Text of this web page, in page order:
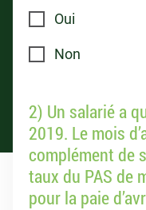
Oui
Non
2) Un salarié a
2019. Le mois
complément de
taux du PAS de
pour la paie